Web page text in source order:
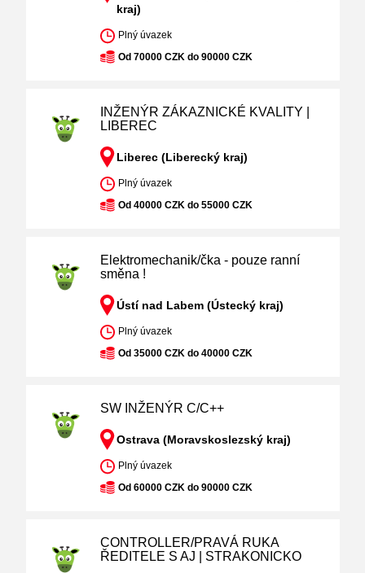
kraj)
Plný úvazek
Od 70000 CZK do 90000 CZK
INŽENÝR ZÁKAZNICKÉ KVALITY |
LIBEREC
Liberec (Liberecký kraj)
Plný úvazek
Od 40000 CZK do 55000 CZK
Elektromechanik/čka - pouze ranní
směna !
Ústí nad Labem (Ústecký kraj)
Plný úvazek
Od 35000 CZK do 40000 CZK
SW INŽENÝR C/C++
Ostrava (Moravskoslezský kraj)
Plný úvazek
Od 60000 CZK do 90000 CZK
CONTROLLER/PRAVÁ RUKA
ŘEDITELE S AJ | STRAKONICKO